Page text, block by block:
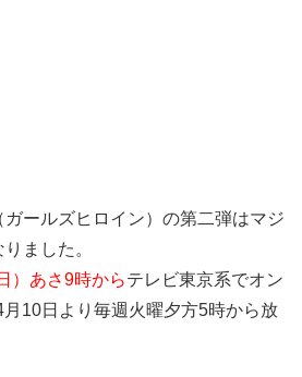
ガールズヒロイン）の第二弾はマジ
ました。
）あさ9時からテレビ東京系でオン
10日より毎週火曜夕方5時から放